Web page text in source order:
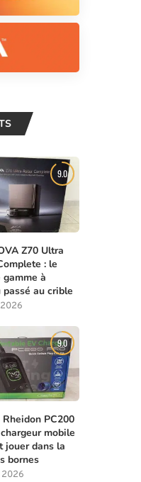
9.0
Z70 Ultra
: le
gamme à
passé au crible
9.0
PC200
mobile
jouer dans la
bornes
2026